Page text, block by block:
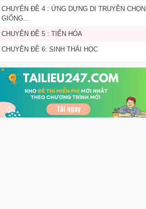
CHUYÊN ĐỀ 4 : ỨNG DỰNG DI TRUYỀN CHỌN
GIỐNG...
CHUYÊN ĐỀ 5 : TIẾN HÓA
CHUYÊN ĐỀ 6: SINH THÁI HỌC